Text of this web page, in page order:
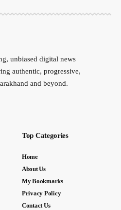
unbiased digital news
authentic, progressive,
and beyond.
Top Categories
Home
About Us
My Bookmarks
Privacy Policy
Contact Us